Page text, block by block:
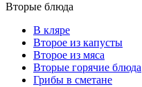
Вторые блюда
В кляре
Второе из капусты
Второе из мяса
Вторые горячие блюда
Грибы в сметане